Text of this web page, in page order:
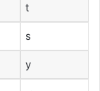
t
s
y